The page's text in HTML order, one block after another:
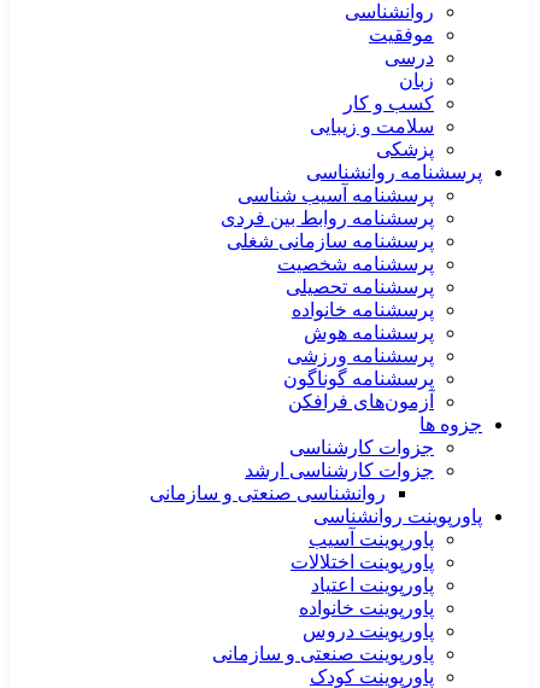
روانشناسی
موفقیت
درسی
زبان
کسب و کار
سلامت و زیبایی
پزشکی
پرسشنامه روانشناسی
پرسشنامه آسیب شناسی
پرسشنامه روابط بین فردی
پرسشنامه سازمانی شغلی
پرسشنامه شخصیت
پرسشنامه تحصیلی
پرسشنامه خانواده
پرسشنامه هوش
پرسشنامه ورزشی
پرسشنامه گوناگون
آزمون‌های فرافکن
جزوه ها
جزوات کارشناسی
جزوات کارشناسی ارشد
روانشناسی صنعتی و سازمانی
پاورپوینت روانشناسی
پاورپوینت آسیب
پاورپوینت اختلالات
پاورپوینت اعتیاد
پاورپوینت خانواده
پاورپوینت دروس
پاورپوینت صنعتی و سازمانی
پاورپوینت کودک